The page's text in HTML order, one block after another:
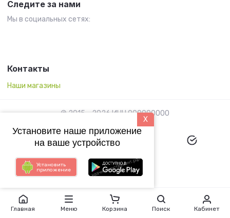
Следите за нами
Мы в социальных сетях:
Контакты
Наши магазины
© 2015 - 2026 ИНН 000000000
Megagroup.ru
Главная Меню Корзина Поиск Кабинет
X
Установите наше приложение
на ваше устройство
Установить
приложение